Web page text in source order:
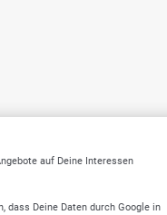
auf Deine Interessen
dass Deine Daten durch Google in